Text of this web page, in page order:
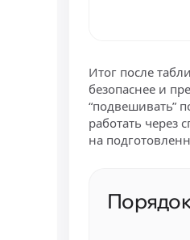
Итог после
безопаснее и
“подвешивать”
работать
на